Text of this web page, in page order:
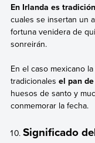
En Irlanda es
cuales se insertan un
fortuna venidera de
sonreirán.
En el caso mexicano
tradicionales el pan
huesos de santo y
conmemorar la fecha.
Significado